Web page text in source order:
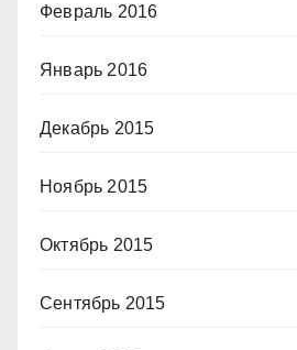
Февраль 2016
Январь 2016
Декабрь 2015
Ноябрь 2015
Октябрь 2015
Сентябрь 2015